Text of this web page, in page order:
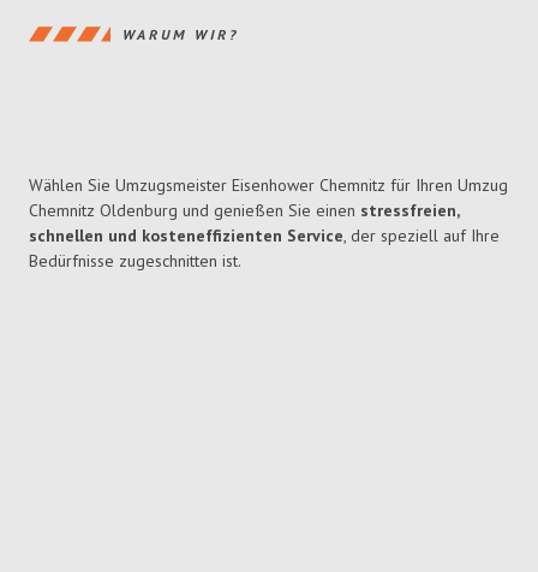
WARUM WIR?
Wählen Sie Umzugsmeister Eisenhower Chemnitz für Ihren Umzug
Chemnitz Oldenburg und genießen Sie einen stressfreien,
schnellen und kosteneffizienten Service, der speziell auf Ihre
Bedürfnisse zugeschnitten ist.